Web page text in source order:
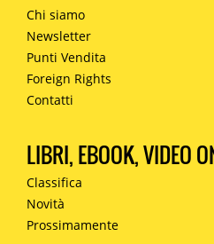
Chi siamo
Newsletter
Punti Vendita
Foreign Rights
Contatti
LIBRI, EBOOK, VIDEO
Classifica
Novità
Prossimamente